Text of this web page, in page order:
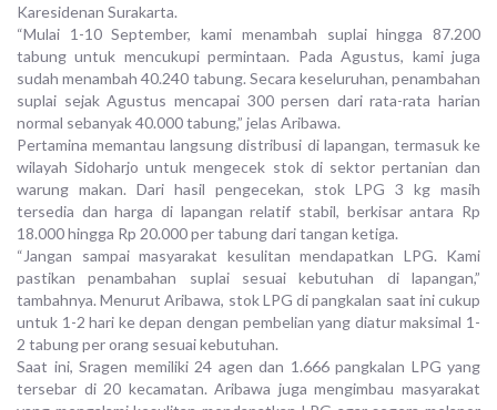
Karesidenan Surakarta.
“Mulai 1-10 September, kami menambah suplai hingga 87.200
tabung untuk mencukupi permintaan. Pada Agustus, kami juga
sudah menambah 40.240 tabung. Secara keseluruhan, penambahan
suplai sejak Agustus mencapai 300 persen dari rata-rata harian
normal sebanyak 40.000 tabung,” jelas Aribawa.
Pertamina memantau langsung distribusi di lapangan, termasuk ke
wilayah Sidoharjo untuk mengecek stok di sektor pertanian dan
warung makan. Dari hasil pengecekan, stok LPG 3 kg masih
tersedia dan harga di lapangan relatif stabil, berkisar antara Rp
18.000 hingga Rp 20.000 per tabung dari tangan ketiga.
“Jangan sampai masyarakat kesulitan mendapatkan LPG. Kami
pastikan penambahan suplai sesuai kebutuhan di lapangan,”
tambahnya. Menurut Aribawa, stok LPG di pangkalan saat ini cukup
untuk 1-2 hari ke depan dengan pembelian yang diatur maksimal 1-
2 tabung per orang sesuai kebutuhan.
Saat ini, Sragen memiliki 24 agen dan 1.666 pangkalan LPG yang
tersebar di 20 kecamatan. Aribawa juga mengimbau masyarakat